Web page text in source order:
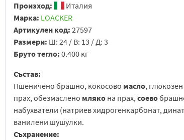
Произход:
Италия
Марка: LOACKER
Артикулен код: 27597
Размери: Ш: 24 / В: 13 / Д: 3
Бруто тегло: 0.400 кг
Състав:
Пшеничено брашно, кокосово масло,
прах, обезмаслено мляко на прах,соево
набухватели (натриев хидрогенкарбонат,
ванилени шушулки.
Съхранение: